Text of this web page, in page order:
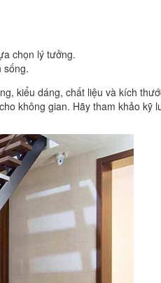
chọn lý tưởng.
sống.
kiểu dáng, chất liệu và kích
không gian. Hãy tham khảo kỹ